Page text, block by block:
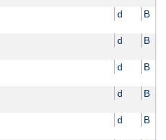
d B
d B
d B
d B
d B